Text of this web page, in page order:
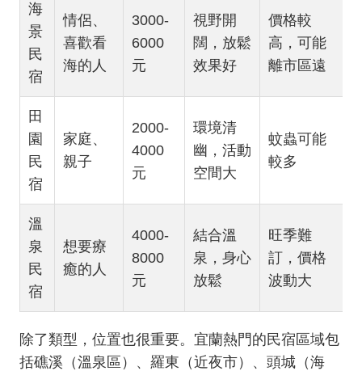
海
景
民
宿
情侶、
喜歡看
海的人
3000-
6000
元
視野開
闊，放鬆
效果好
價格較
高，可能
離市區遠
田
園
民
宿
家庭、
親子
2000-
4000
元
環境清
幽，活動
空間大
蚊蟲可能
較多
溫
泉
民
宿
想要療
癒的人
4000-
8000
元
結合溫
泉，身心
放鬆
旺季難
訂，價格
波動大
除了類型，位置也很重要。宜蘭熱門的民宿區域包
括礁溪（溫泉區）、羅東（近夜市）、頭城（海